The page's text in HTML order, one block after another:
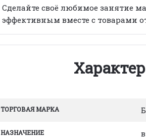
Сделайте своё любимое занятие
эффективным вместе с товарами
ТОРГОВАЯ МАРКА
НАЗНАЧЕНИЕ